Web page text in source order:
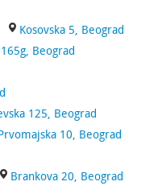
Kosovska 5, Beograd
Beograd
125, Beograd
10, Beograd
Brankova 20, Beograd